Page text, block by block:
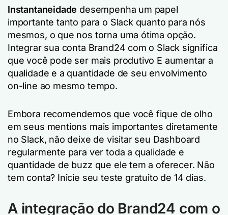
Instantaneidade desempenha um papel
importante tanto para o Slack quanto para nós
mesmos, o que nos torna uma ótima opção.
Integrar sua conta Brand24 com o Slack significa
que você pode ser mais produtivo E aumentar a
qualidade e a quantidade de seu envolvimento
on-line ao mesmo tempo.
Embora recomendemos que você fique de olho
em seus mentions mais importantes diretamente
no Slack, não deixe de visitar seu Dashboard
regularmente para ver toda a qualidade e
quantidade de buzz que ele tem a oferecer. Não
tem conta? Inicie seu teste gratuito de 14 dias.
A integração do Brand24 com o